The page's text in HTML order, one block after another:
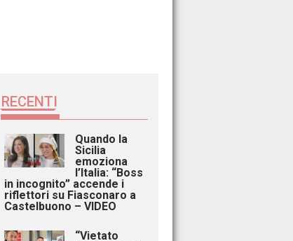
RECENTI
Quando la
Sicilia
emoziona
l’Italia: “Boss
in incognito” accende i
riflettori su Fiasconaro a
Castelbuono – VIDEO
“Vietato